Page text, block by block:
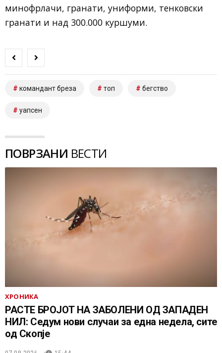
минофрлачи, гранати, униформи, тенковски
гранати и над 300.000 куршуми.
командант бреза топ бегство
уапсен
ПОВРЗАНИ ВЕСТИ
ХРОНИКА
РАСТЕ БРОЈОТ НА ЗАБОЛЕНИ ОД ЗАПАДЕН
НИЛ: Седум нови случаи за една недела, сите
од Скопје